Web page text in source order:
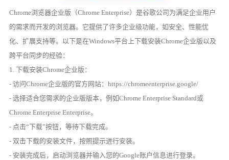
Chrome浏览器企业版（Chrome Enterprise）是谷歌公司为满足企业用户
的需求而开发的浏览器。它提供了许多企业级功能，如安全、性能优
化、扩展支持等。以下是在Windows平台上下载安装Chrome企业版以及
跨平台同步的经验：
1. 下载安装Chrome企业版：
- 访问Chrome企业版的官方网站：https://chromeenterprise.google/
- 选择适合您需求的企业版版本，例如Chrome Enterprise Standard或
Chrome Enterprise Enterprise。
- 点击“下载”按钮，等待下载完成。
- 双击下载的安装文件，按照提示进行安装。
- 安装完成后，启动浏览器并输入您的Google账户信息进行登录。